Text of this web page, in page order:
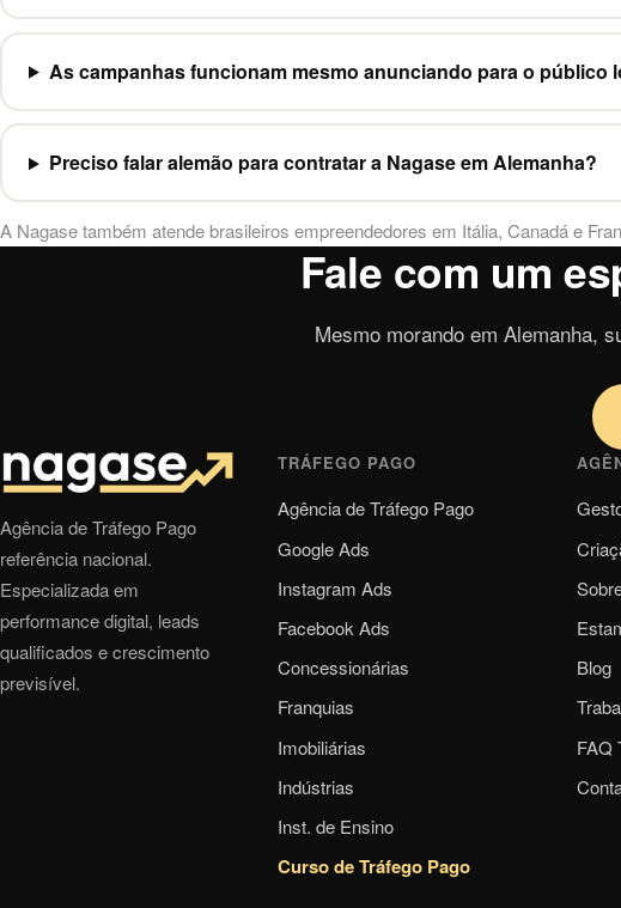
As campanhas funcionam mesmo anunciando para o público
Preciso falar alemão para contratar a Nagase em Alemanha?
A Nagase também atende brasileiros empreendedores em Itália, Canadáe
Fale com um
Mesmo morando em Alemanha,
Agência de Tráfego Pago
referência nacional.
Especializada em
performance digital, leads
qualificados e crescimento
previsível.
TRÁFEGO PAGO
Agência de Tráfego Pago
Google Ads
Instagram Ads
Facebook Ads
Concessionárias
Franquias
Imobiliárias
Indústrias
Inst. de Ensino
Curso de Tráfego Pago
Blog
FAQ